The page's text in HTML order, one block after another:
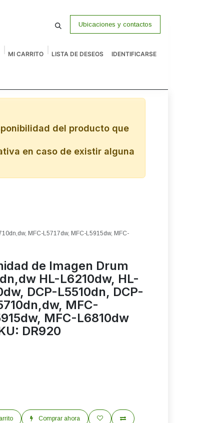
Ubicaciones y contactos
MI CARRITO LISTA DE DESEOS IDENTIFICARSE
del producto que
en caso de existir alguna
MFC-L5717dw, MFC-L5915dw, MFC-
de Imagen Drum
HL-L6210dw, HL-
DCP-L5510dn, DCP-
MFC-
MFC-L6810dw
DR920
Comprar ahora